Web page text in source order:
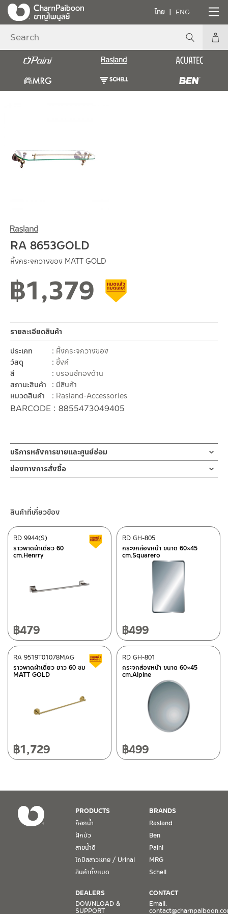
ไทย ENG
RA 8653GOLD
หิ้งกระจกวางของ MATT GOLD
฿1,379
รายละเอียดสินค้า
ประเภท
หิ้งกระจกวางของ
วัสดุ
ซิ้งค์
สี
บรอนซ์ทองด้าน
สถานะสินค้า
มีสินค้า
หมวดสินค้า
Rasland-Accessories
BARCODE : 8855473049405
บริการหลังการขายและศูนย์ซ่อม
ช่องทางออนไลน์
– Email: contact@charnpaiboon.com
ศูนย์บริการและอะไหล่ กรุงเทพฯ
662/61-62 ถนน พระราม3 แขวงบางโพงพาง เขตยานนาวา กรุงเทพฯ
โทร: 02-358-0080 / 080-075-8668 / 091-545-0556
ศูนย์บริการและอะไหล่ เชียงใหม่
118/33 โครงการอรสิริน ม.8 ต.สันปูเลย อ.ดอยสะเก็ด เชียงใหม่
โทร: 080-075-2626
วันจันทร์ – วันศุกร์ เวลา 8:30-17:30 น.
วันเสาร์ เวลา 8:30-15:00 น.
1. การรับประกัน จะต้องมีหลักฐานการซื้อ หรือ ใบเสร็จ โดยทางบริษัทฯ
ขอตรวจสอบโดยนับวันซื้อขายเป็นสำคัญ ทางบริษัทฯ ไม่สามารถให้
เงื่อนไขการรับประกันสินค้าได้ หากไม่มีเอกสารดังกล่าว
2. การรับประกันสินค้า จะรับประกันฉพาะสินค้าที่อยู่ในสภาพการใช้งาน
ปกติ หากมีตำหนิ ชำรุด ร้าว ตกพื้น หรือสภาพภายนอกอยู่ในสภาพที่ใช้
3. การรับประกันสินค้า จะรับประกันเฉพาะชิ้นส่วนที่แจ้ง เช่น ก๊อกน้ำ จะ
ช่องทางการสั่งซื้อ
– Shopee
–Lazada
ติดต่อพนักงานขาย / Contact Sales Staff
โทร: 02-285-5795
ติดต่อ ชาญไพบูลย์ / Contact Us คลิกที่นี่
สินค้าที่เกี่ยวข้อง
ราวพาดผ้าเดี่ยว 60
cm.Henrry
RD 9944(S) สินค้าลดราคา เคลียร์สต็อก
฿479
กระจกส่องหน้า ขนาด 60×45
cm.Squarero
RD GH-805
฿499
ราวพาดผ้าเดี่ยว ยาว 60 ซม
MATT GOLD
RA 9519T01078MAG สินค้าลดราคา เคลียร์สต็อก
฿1,729
กระจกส่องหน้า ขนาด 60×45
cm.Alpine
RD GH-801
฿499
PRODUCTS
ก๊อกน้ำ
ฝักบัว
สายน้ำดี
โถปัสสาวะชาย / Urinal
สินค้าทั้งหมด
BRANDS
Rasland
Ben
Paini
MRG
Schell
DEALERS
DOWNLOAD &
SUPPORT
CONTACT
Email.